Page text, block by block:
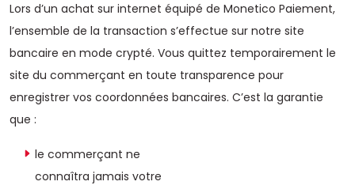
Lors d’un achat sur internet équipé de Monetico Paiement,
l’ensemble de la transaction s’effectue sur notre site
bancaire en mode crypté. Vous quittez temporairement le
site du commerçant en toute transparence pour
enregistrer vos coordonnées bancaires. C’est la garantie
que :
le commerçant ne
connaîtra jamais votre